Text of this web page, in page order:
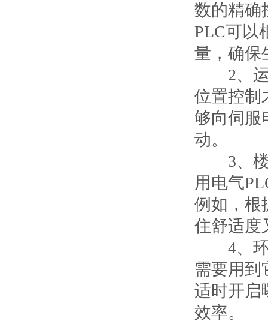
数的精确
PLC可以
量，确保
2、运
位置控制
够向伺服
动。
3、楼
用电气
例如，根
住舒适度
4、环
需要用到
适时开启
效率。